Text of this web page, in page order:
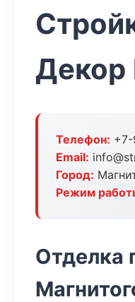
Декор
Телефон:
Email:
Город:
Режим
Отделка